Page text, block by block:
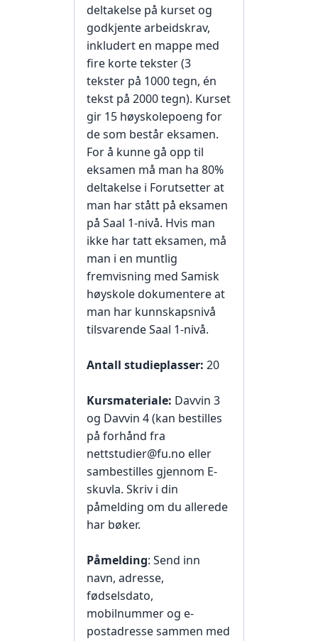
deltakelse på kurset og
godkjente arbeidskrav,
inkludert en mappe med
fire korte tekster (3
tekster på 1000 tegn, én
tekst på 2000 tegn). Kurset
gir 15 høyskolepoeng for
de som består eksamen.
For å kunne gå opp til
eksamen må man ha 80%
deltakelse i Forutsetter at
man har stått på eksamen
på Saal 1-nivå. Hvis man
ikke har tatt eksamen, må
man i en muntlig
fremvisning med Samisk
høyskole dokumentere at
man har kunnskapsnivå
tilsvarende Saal 1-nivå.
Antall studieplasser: 20
Kursmateriale: Davvin 3
og Davvin 4 (kan bestilles
på forhånd fra
nettstudier@fu.no eller
sambestilles gjennom E-
skuvla. Skriv i din
påmelding om du allerede
har bøker.
Påmelding: Send inn
navn, adresse,
fødselsdato,
mobilnummer og e-
postadresse sammen med